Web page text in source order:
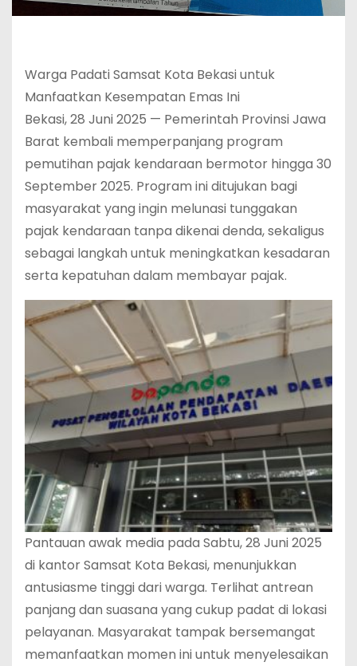
Warga Padati Samsat Kota Bekasi untuk
Manfaatkan Kesempatan Emas Ini
Bekasi, 28 Juni 2025 — Pemerintah Provinsi Jawa
Barat kembali memperpanjang program
pemutihan pajak kendaraan bermotor hingga 30
September 2025. Program ini ditujukan bagi
masyarakat yang ingin melunasi tunggakan
pajak kendaraan tanpa dikenai denda, sekaligus
sebagai langkah untuk meningkatkan kesadaran
serta kepatuhan dalam membayar pajak.
Pantauan awak media pada Sabtu, 28 Juni 2025
di kantor Samsat Kota Bekasi, menunjukkan
antusiasme tinggi dari warga. Terlihat antrean
panjang dan suasana yang cukup padat di lokasi
pelayanan. Masyarakat tampak bersemangat
memanfaatkan momen ini untuk menyelesaikan